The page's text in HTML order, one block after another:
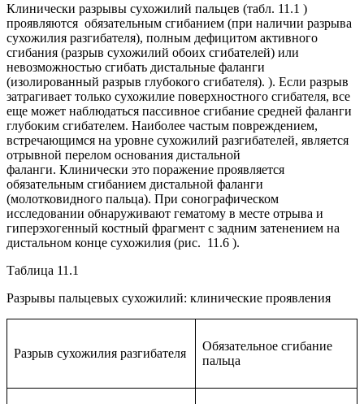
Клинически разрывы сухожилий пальцев (табл. 11.1 )
проявляются обязательным сгибанием (при наличии разрыва
сухожилия разгибателя), полным дефицитом активного
сгибания (разрыв сухожилий обоих сгибателей) или
невозможностью сгибать дистальные фаланги
(изолированный разрыв глубокого сгибателя). ). Если разрыв
затрагивает только сухожилие поверхностного сгибателя, все
еще может наблюдаться пассивное сгибание средней фаланги
глубоким сгибателем. Наиболее частым повреждением,
встречающимся на уровне сухожилий разгибателей, является
отрывной перелом основания дистальной
фаланги. Клинически это поражение проявляется
обязательным сгибанием дистальной фаланги
(молотковидного пальца). При сонографическом
исследовании обнаруживают гематому в месте отрыва и
гиперэхогенный костный фрагмент с задним затенением на
дистальном конце сухожилия (рис. 11.6 ).
Таблица 11.1
Разрывы пальцевых сухожилий: клинические проявления
Разрыв сухожилия разгибателя
Обязательное сгибание
пальца